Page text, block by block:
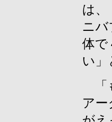
は、
ニ
体で
い」
「
ア